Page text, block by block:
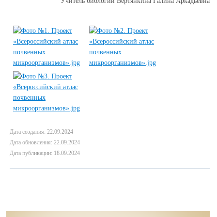
Дата создания: 22.09.2024
Дата обновления: 22.09.2024
Дата публикации: 18.09.2024